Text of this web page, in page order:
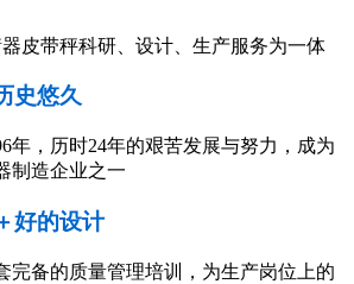
皮带秤科研、设计、生产服务为一体
史悠久
年，历时24年的艰苦发展与努力，成为
制造企业之一
好的设计
完备的质量管理培训，为生产岗位上的